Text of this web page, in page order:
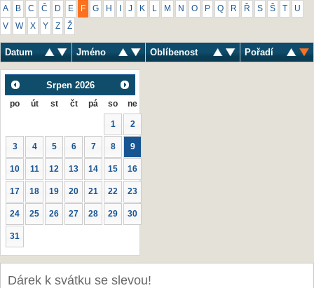
A B C Č D E F G H J K M N O P Q R Ř S Š U
V W X Y Z Ž
Datum Jméno Oblíbenost Pořadí
Srpen 2026
po út st čt pá so ne
1 2
3 4 5 6 7 8 9
10 11 12 13 14 15 16
17 18 19 20 21 22 23
24 25 26 27 28 29 30
31
Dárek k svátku se slevou!